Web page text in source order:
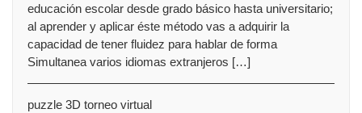
educación escolar desde grado básico hasta universitario;
al aprender y aplicar éste método vas a adquirir la
capacidad de tener fluidez para hablar de forma
Simultanea varios idiomas extranjeros […]
puzzle 3D torneo virtual